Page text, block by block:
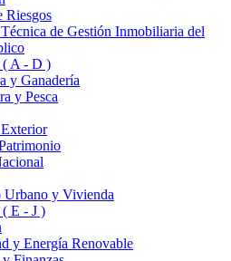
Riesgos
Técnica de Gestión Inmobiliaria del
( A - D )
y Ganadería
y Pesca
Urbano y Vivienda
E - J )
y Energía Renovable